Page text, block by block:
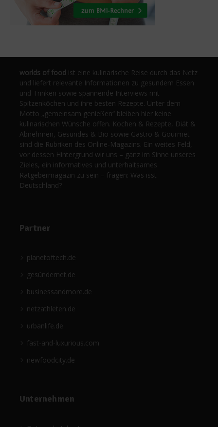
worlds of food ist eine kulinarische Reise durch das Netz
und liefert relevante Informationen zu gesundem Essen
und Trinken sowie spannende Interviews mit
Spitzenköchen und ihre besten Rezepte. Unter dem
Motto „gemeinsam genießen“ bleiben hier keine
kulinarischen Wünsche offen. Kochen & Rezepte, Diät &
Abnehmen, Gesundes & Bio sowie Gastro & Gourmet
sind die Rubriken des Online-Magazins. Ein weites Feld,
vor dessen Hintergrund wir uns – ganz im Sinne unseres
Zieles, ein informatives und unterhaltsames
Ratgebermagazin zu sein – fragen: Was isst
Deutschland?
Partner
planetoftech.de
gesündernet.de
businessandmore.de
netzathleten.de
urbanlife.de
fast-and-luxurious.com
newfoodcity.de
Unternehmen